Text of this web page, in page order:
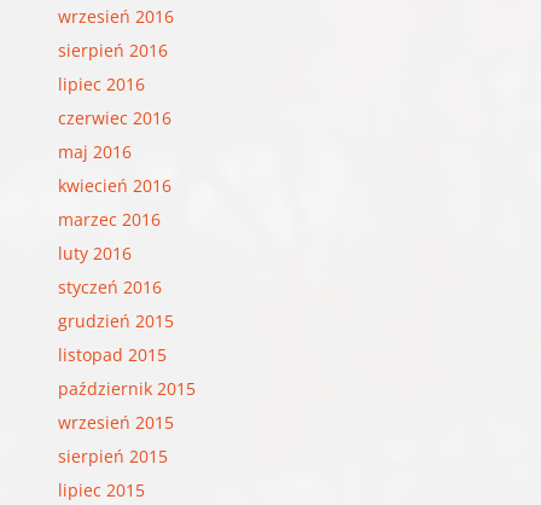
wrzesień 2016
sierpień 2016
lipiec 2016
czerwiec 2016
maj 2016
kwiecień 2016
marzec 2016
luty 2016
styczeń 2016
grudzień 2015
listopad 2015
październik 2015
wrzesień 2015
sierpień 2015
lipiec 2015